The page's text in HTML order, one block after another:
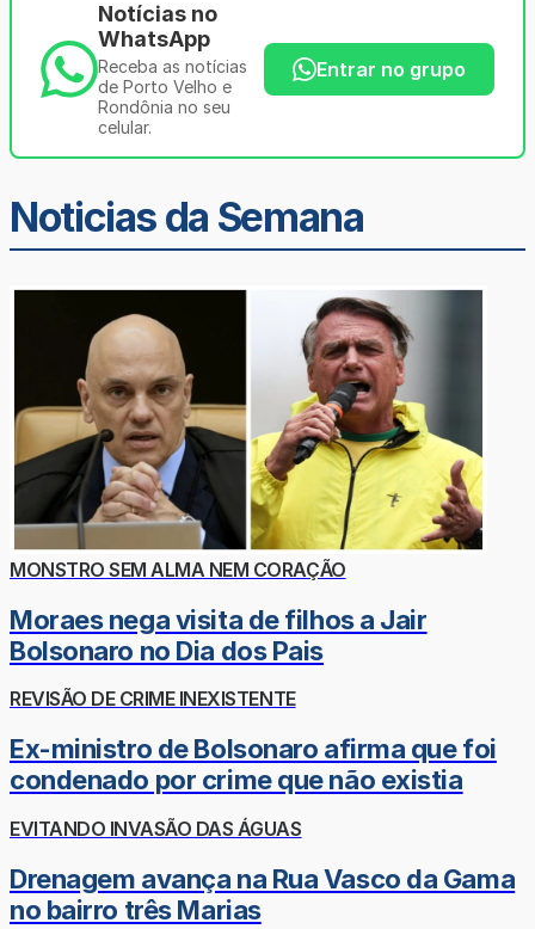
Notícias no
WhatsApp
Receba as notícias
de Porto Velho e
Rondônia no seu
celular.
Entrar no grupo
Noticias da Semana
MONSTRO SEM ALMA NEM CORAÇÃO
Moraes nega visita de filhos a Jair
Bolsonaro no Dia dos Pais
REVISÃO DE CRIME INEXISTENTE
Ex-ministro de Bolsonaro afirma que foi
condenado por crime que não existia
EVITANDO INVASÃO DAS ÁGUAS
Drenagem avança na Rua Vasco da Gama
no bairro três Marias